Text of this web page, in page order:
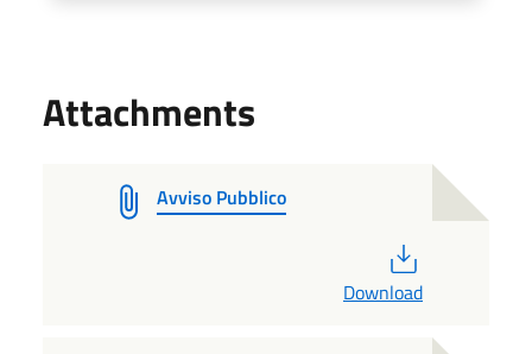
Attachments
Avviso Pubblico
Download